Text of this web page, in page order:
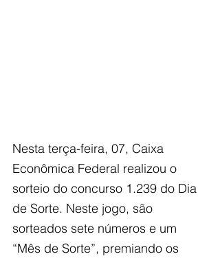
Nesta terça-feira, 07, Caixa
Econômica Federal realizou o
sorteio do concurso 1.239 do Dia
de Sorte. Neste jogo, são
sorteados sete números e um
“Mês de Sorte”, premiando os